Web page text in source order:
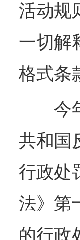
活动规
一切解
格式条
今年
共和国
行政处
法》第
的行政